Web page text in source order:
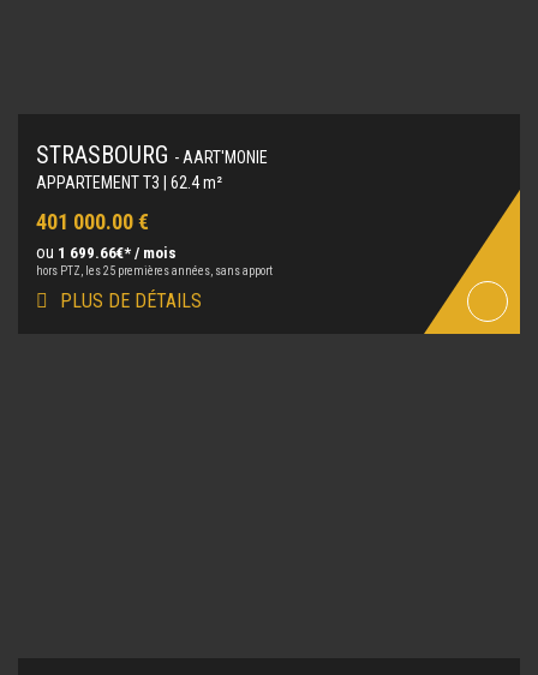
STRASBOURG - AART'MONIE
APPARTEMENT T3 | 62.4 m²
401 000.00 €
ou 1 699.66€* / mois
hors PTZ, les 25 premières années, sans apport
PLUS DE DÉTAILS